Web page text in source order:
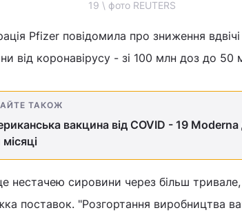
19 \ фото REUTERS
Pfizer повідомила про зниження
від коронавірусу - зі 100 млн доз до 50
ТАКОЖ
вакцина від COVID - 19 Moderna
нестачею сировини через більш тривале,
поставок. "Розгортання виробництва